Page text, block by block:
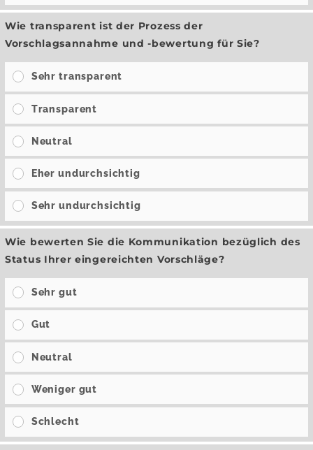
Wie transparent ist der Prozess der
Vorschlagsannahme und -bewertung für Sie?
Sehr transparent
Transparent
Neutral
Eher undurchsichtig
Sehr undurchsichtig
Wie bewerten Sie die Kommunikation bezüglich des
Status Ihrer eingereichten Vorschläge?
Sehr gut
Gut
Neutral
Weniger gut
Schlecht